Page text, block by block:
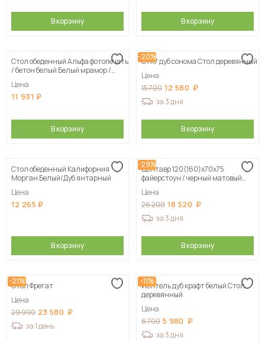
В корзину В корзину
Стол обеденный Альфа фотопечать
/ бетон белый Белый мрамор /
Цена
11 931
В корзину
-20%
СтК7 дуб сонома Стол деревянный
Цена
15 700 12 580
за 3 дня
В корзину
Стол обеденный Калифорния
Морган Белый/Дуб янтарный
Цена
12 265
В корзину
-29%
Центавр 120(160)х70х75
файерстоун / черный матовый
Цена
26 200 18 520
за 3 дня
В корзину
-21%
Стол Фрегат
Цена
29 990 23 580
за 1 день
-11%
Йентель дуб крафт белый Стол
деревянный
Цена
6 700 5 980
за 3 дня